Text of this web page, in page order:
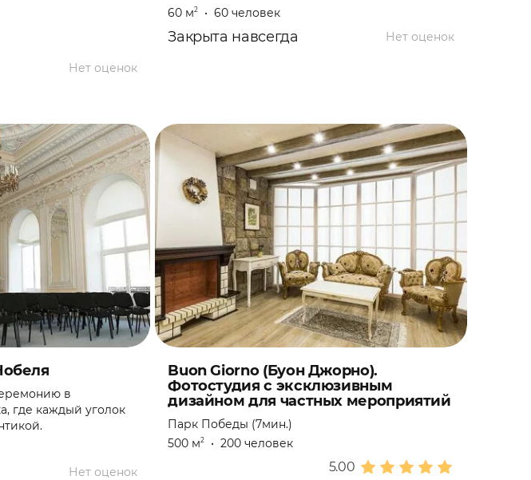
Нет оценок
60 м2 •60 человек
Нет оценок
Закрыта навсегда
в
где каждый уголок
Нет оценок
Buon Giorno (Буон Джорно).
Фотостудия с эксклюзивным
дизайном для частных мероприятий
Парк Победы (7мин.)
500 м2 •200 человек
5.00